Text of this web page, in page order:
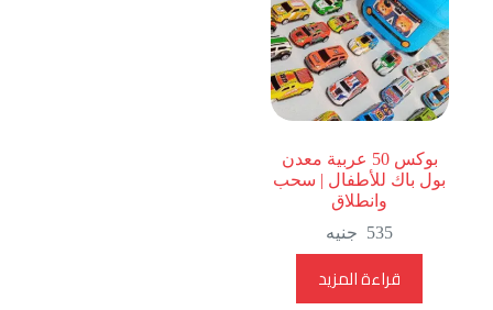
بوكس 50 عربية معدن
بول باك للأطفال | سحب
وانطلاق
535 جنيه
قراءة المزيد